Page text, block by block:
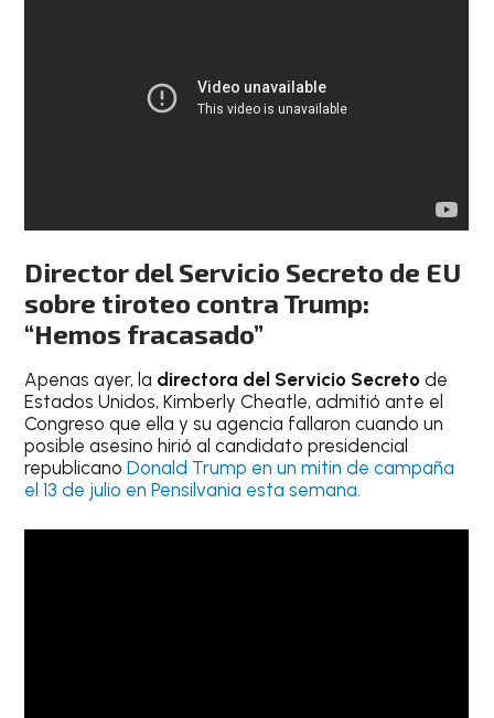
Director del Servicio Secreto de EU
sobre tiroteo contra Trump:
“Hemos fracasado”
Apenas ayer, la directora del Servicio Secreto de
Estados Unidos, Kimberly Cheatle, admitió ante el
Congreso que ella y su agencia fallaron cuando un
posible asesino hirió al candidato presidencial
republicanoDonald Trump en un mitin de campaña
el 13 de julio en Pensilvania esta semana.